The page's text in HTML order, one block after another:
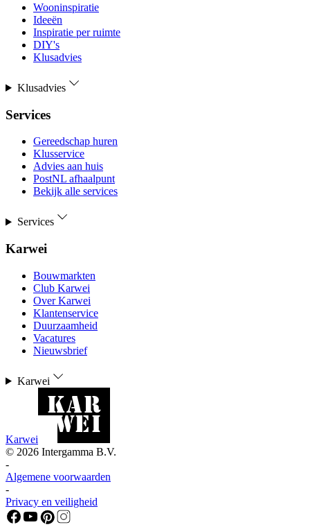
Wooninspiratie
Ideeën
Inspiratie per ruimte
DIY's
Klusadvies
Klusadvies
Services
Gereedschap huren
Klusservice
Advies aan huis
PostNL afhaalpunt
Bekijk alle services
Services
Karwei
Bouwmarkten
Club Karwei
Over Karwei
Klantenservice
Duurzaamheid
Vacatures
Nieuwsbrief
Karwei
Karwei
© 2026 Intergamma B.V.
-
Algemene voorwaarden
-
Privacy en veiligheid